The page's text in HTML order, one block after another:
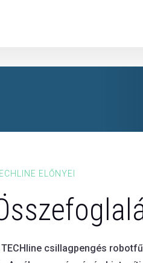
ELŐNYEI
TECHline csillagpengés